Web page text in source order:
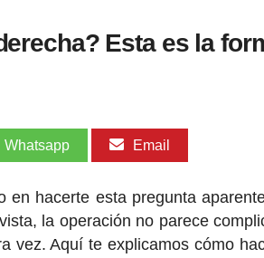
Esta es la
Whatsapp Email
en hacerte esta pregunta
la operación no parece
vez. Aquí te explicamos cómo